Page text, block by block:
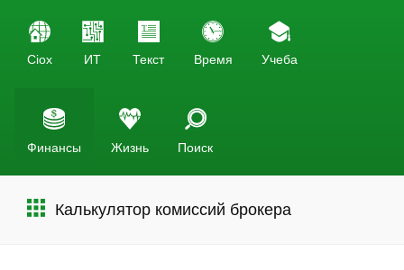
Ciox ИТ Текст Время Учеба
Финансы Жизнь Поиск
Калькулятор комиссий брокера